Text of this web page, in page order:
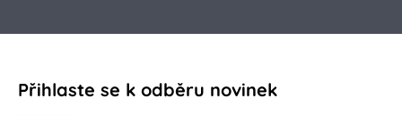
Přihlaste se k odběru novinek